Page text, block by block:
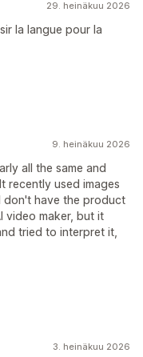
29. heinäkuu 2026
la langue pour la
9. heinäkuu 2026
all the same and
recently used images
don't have the product
video maker, but it
tried to interpret it,
3. heinäkuu 2026